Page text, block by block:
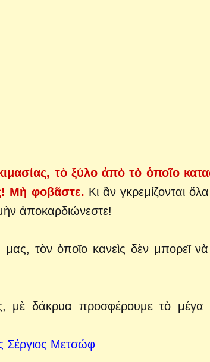
τὸ ξύλο ἀπὸ τὸ ὁποῖο
Μὴ φοβᾶστε. Κι ἂν γκρεμίζονται
ἀποκαρδιώνεστε!
τὸν ὁποῖο κανεὶς δὲν μπορεῖ νὰ
μὲ δάκρυα προσφέρουμε τὸ μέγα
Σέργιος Μετσώφ